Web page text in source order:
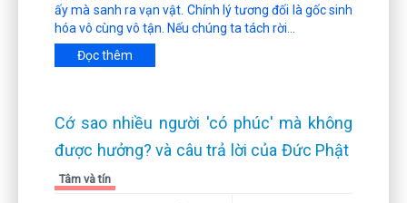
ấy mà sanh ra vạn vật. Chính lý tương đối là gốc sinh
hóa vô cùng vô tận. Nếu chúng ta tách rời...
Đọc thêm
Cớ sao nhiều người 'có phúc' mà không
được hưởng? và câu trả lời của Đức Phật
Tâm và tín